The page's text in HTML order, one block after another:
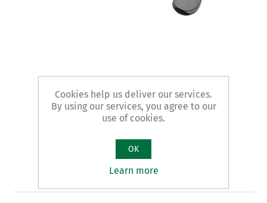
Art. 67/A - strettoio
Cookies help us deliver our services.
By using our services, you agree to our
use of cookies.
OK
Learn more